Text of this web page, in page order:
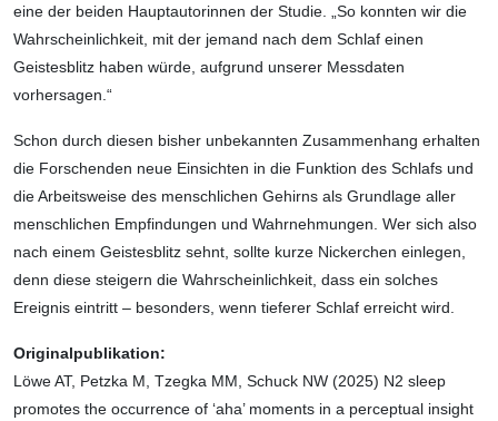
eine der beiden Hauptautorinnen der Studie. „So konnten wir die
Wahrscheinlichkeit, mit der jemand nach dem Schlaf einen
Geistesblitz haben würde, aufgrund unserer Messdaten
vorhersagen.“
Schon durch diesen bisher unbekannten Zusammenhang erhalten
die Forschenden neue Einsichten in die Funktion des Schlafs und
die Arbeitsweise des menschlichen Gehirns als Grundlage aller
menschlichen Empfindungen und Wahrnehmungen. Wer sich also
nach einem Geistesblitz sehnt, sollte kurze Nickerchen einlegen,
denn diese steigern die Wahrscheinlichkeit, dass ein solches
Ereignis eintritt – besonders, wenn tieferer Schlaf erreicht wird.
Originalpublikation:
Löwe AT, Petzka M, Tzegka MM, Schuck NW (2025) N2 sleep
promotes the occurrence of ‘aha’ moments in a perceptual insight